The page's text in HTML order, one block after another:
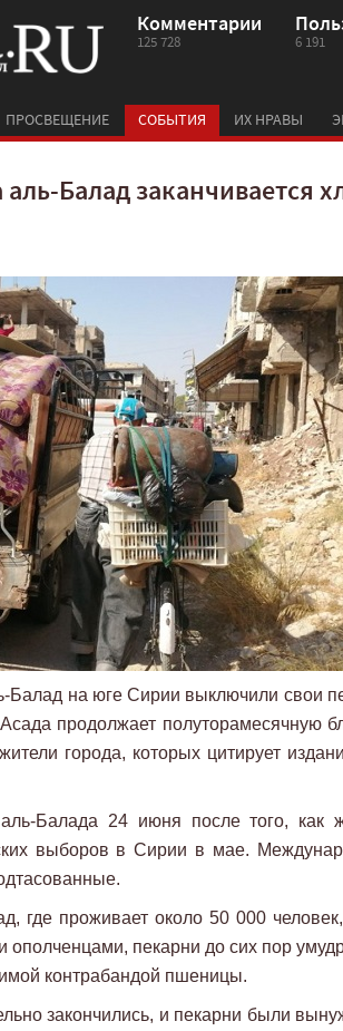
Комментарии
125 728 6 191
ПРОСВЕЩЕНИЕ СОБЫТИЯ ИХ НРАВЫ
Балад заканчивается
Балад на юге Сирии выключили свои
продолжает полуторамесячную
города, которых цитирует
Балада 24 июня после того, как
выборов в Сирии в мае.
где проживает около 50 000
пекарни до сих пор
контрабандой пшеницы.
закончились, и пекарни были